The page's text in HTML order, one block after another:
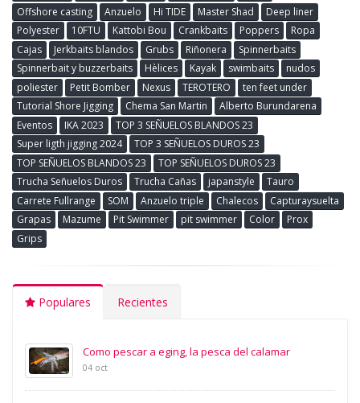
Offshore casting
Anzuelo Hi TIDE Master Shad
Deep liner
Polyester
10FTU Kattobi Bou Crankbaits Poppers
Ropa
Cajas
Jerkbaits blandos Grubs Riñonera
Spinnerbaits
Spinnerbait y buzzerbaits
Hèlices Kayak swimbaits
nudos
poliester
Petit Bomber Nexus TEROTERO
ten feet under
Tutorial Shore Jigging
Chema San Martin
Alberto Burundarena
Eventos
IKA 2023
TOP 3 SEÑUELOS BLANDOS 23
Super ligth jigging 2024
TOP 3 SEÑUELOS DUROS 23
TOP SEÑUELOS BLANDOS 23
TOP SEÑUELOS DUROS 23
Trucha Señuelos Duros
Trucha Cañas japanstyle
Tauro
Carrete Fullrange
SOM Anzuelo triple Chalecos
Capturaysuelta
Grapas
Mazume Pit Swimmer pit swimmer Color
Prox
Grips
Populares Recientes
Como pescar a eging, la pesca del calamar
04 oct